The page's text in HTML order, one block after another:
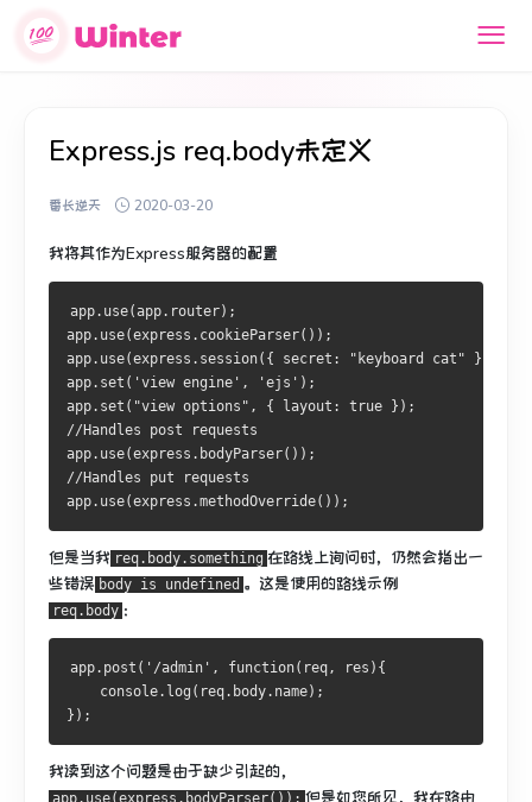
Express.js req.body未定义
番长逆天 2020-03-20
我将其作为Express服务器的配置
app.use(app.router);
app.use(express.cookieParser());
app.use(express.session({ secret: "keyboard cat" }));
app.set('view engine', 'ejs');
app.set("view options", { layout: true });
//Handles post requests
app.use(express.bodyParser());
//Handles put requests
app.use(express.methodOverride());
但是当我 req.body.something 在路线上询问时，仍然会指出一
些错误 body is undefined 。 这是使用的路线示例
req.body ：
app.post('/admin', function(req, res){
    console.log(req.body.name);
});
我读到这个问题是由于缺少引起的，
app.use(express.bodyParser());